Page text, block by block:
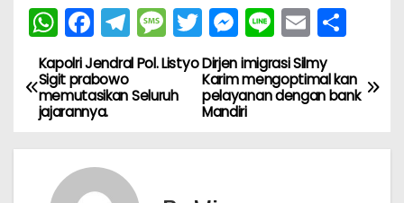
W
h
a
ts
p
p
F
a
c
e
o
o
T
el
e
gr
M
e
s
s
e
T
w
itt
er
M
e
s
s
Li
n
e
E
m
ai
l
S
ar
e
N
a
v
Dirjen imigrasi Silmy
Karim mengoptimal kan
pelayanan dengan bank
Mandiri
Kapolri Jendral Pol. Listyo
Sigit prabowo
memutasikan Seluruh
jajarannya.